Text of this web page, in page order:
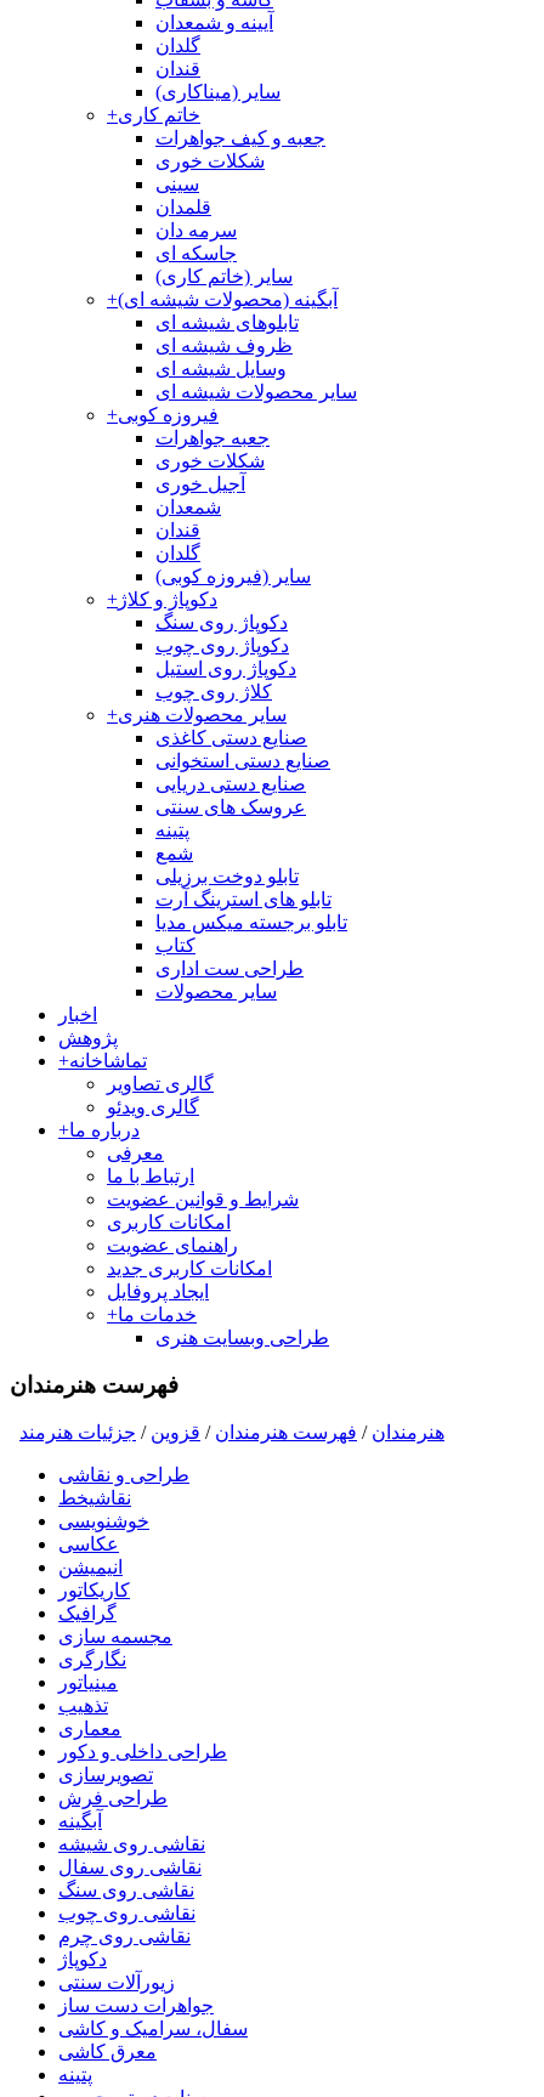
آیینه و شمعدان
گلدان
قندان
سایر (میناکاری)
+خاتم کاری
جعبه و کیف جواهرات
شکلات خوری
سینی
قلمدان
سرمه دان
جاسکه ای
سایر (خاتم کاری)
+آبگینه (محصولات شیشه ای)
تابلوهای شیشه ای
ظروف شیشه ای
وسایل شیشه ای
سایر محصولات شیشه ای
+فیروزه کوبی
جعبه جواهرات
شکلات خوری
آجیل خوری
شمعدان
قندان
گلدان
سایر (فیروزه کوبی)
+دکوپاژ و کلاژ
دکوپاژ روی سنگ
دکوپاژ روی چوب
دکوپاژ روی استیل
کلاژ روی چوب
+سایر محصولات هنری
صنایع دستی کاغذی
صنایع دستی استخوانی
صنایع دستی دریایی
عروسک های سنتی
پتینه
شمع
تابلو دوخت برزیلی
تابلو های استرینگ آرت
تابلو برجسته میکس مدیا
کتاب
طراحی ست اداری
سایر محصولات
اخبار
پژوهش
+تماشاخانه
گالری تصاویر
گالری ویدئو
+درباره ما
معرفی
ارتباط با ما
شرایط و قوانین عضویت
امکانات کاربری
راهنمای عضویت
امکانات کاربری جدید
ایجاد پروفایل
+خدمات ما
طراحی وبسایت هنری
فهرست هنرمندان
هنرمندان / فهرست هنرمندان / قزوین / جزئیات هنرمند
طراحی و نقاشی
نقاشیخط
خوشنویسی
عکاسی
انیمیشن
کاریکاتور
گرافیک
مجسمه سازی
نگارگری
مینیاتور
تذهیب
معماری
طراحی داخلی و دکور
تصویرسازی
طراحی فرش
آبگینه
نقاشی روی شیشه
نقاشی روی سفال
نقاشی روی سنگ
نقاشی روی چوب
نقاشی روی چرم
دکوپاژ
زیورآلات سنتی
جواهرات دست ساز
سفال، سرامیک و کاشی
معرق کاشی
پتینه